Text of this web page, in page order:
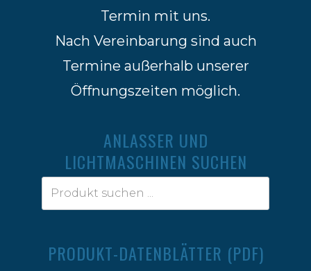
Termin mit uns.
Nach Vereinbarung sind auch
Termine außerhalb unserer
Öffnungszeiten möglich.
ANLASSER UND
LICHTMASCHINEN SUCHEN
PRODUKT-DATENBLÄTTER (PDF)